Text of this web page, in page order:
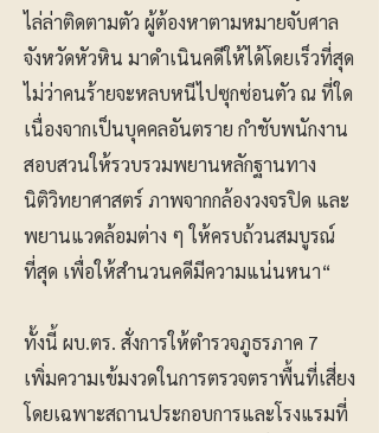
ไล่ล่าติดตามตัว ผู้ต้องหาตามหมายจับศาล
จังหวัดหัวหิน มาดำเนินคดีให้ได้โดยเร็วที่สุด
ไม่ว่าคนร้ายจะหลบหนีไปซุกซ่อนตัว ณ ที่ใด
เนื่องจากเป็นบุคคลอันตราย กำชับพนักงาน
สอบสวนให้รวบรวมพยานหลักฐานทาง
นิติวิทยาศาสตร์ ภาพจากกล้องวงจรปิด และ
พยานแวดล้อมต่าง ๆ ให้ครบถ้วนสมบูรณ์
ที่สุด เพื่อให้สำนวนคดีมีความแน่นหนา“
ทั้งนี้ ผบ.ตร. สั่งการให้ตำรวจภูธรภาค 7
เพิ่มความเข้มงวดในการตรวจตราพื้นที่เสี่ยง
โดยเฉพาะสถานประกอบการและโรงแรมที่